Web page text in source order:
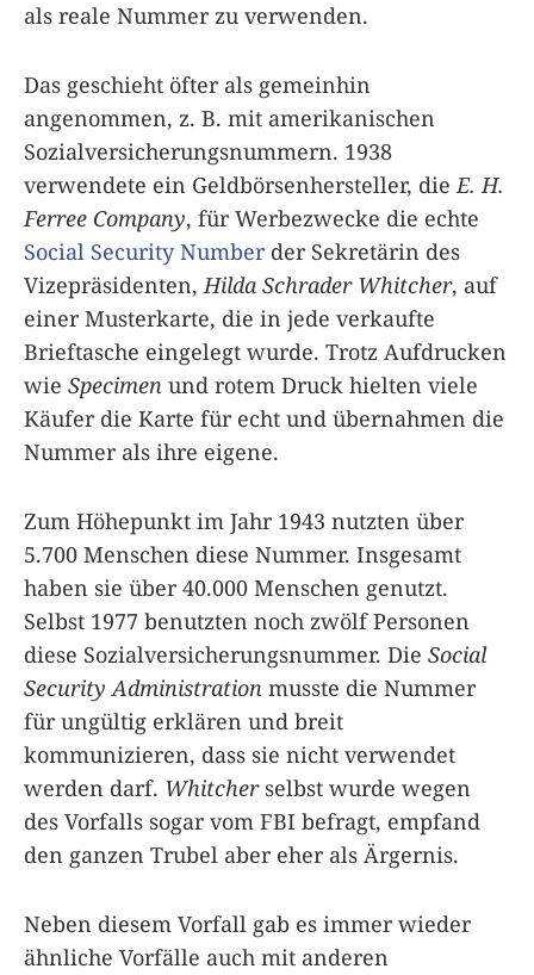
als reale Nummer zu verwenden.
Das geschieht öfter als gemeinhin
angenommen, z. B. mit amerikanischen
Sozialversicherungsnummern. 1938
verwendete ein Geldbörsenhersteller, dieE. H.
Ferree Company, für Werbezwecke die echte
Social Security Numberder Sekretärin des
Vizepräsidenten,Hilda Schrader Whitcher, auf
einer Musterkarte, die in jede verkaufte
Brieftasche eingelegt wurde. Trotz Aufdrucken
wie Specimen und rotem Druck hielten viele
Käufer die Karte für echt und übernahmen die
Nummer als ihre eigene.
Zum Höhepunkt im Jahr 1943 nutzten über
5.700 Menschen diese Nummer. Insgesamt
haben sie über 40.000 Menschen genutzt.
Selbst 1977 benutzten noch zwölf Personen
diese Sozialversicherungsnummer. Die Social
Security Administration musste die Nummer
für ungültig erklären und breit
kommunizieren, dass sie nicht verwendet
werden darf. Whitcherselbst wurde wegen
des Vorfalls sogar vom FBI befragt, empfand
den ganzen Trubel aber eher als Ärgernis.
Neben diesem Vorfall gab es immer wieder
ähnliche Vorfälle auch mit anderen